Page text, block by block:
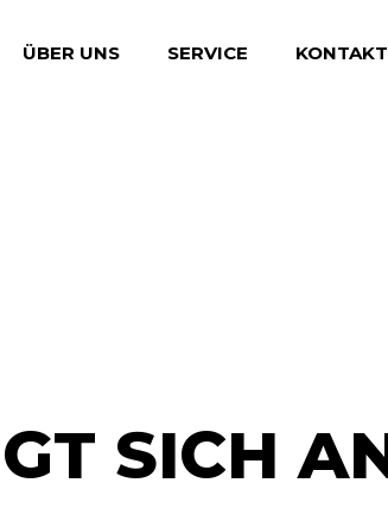
ÜBER UNS SERVICE KONTAKT
SICH AN